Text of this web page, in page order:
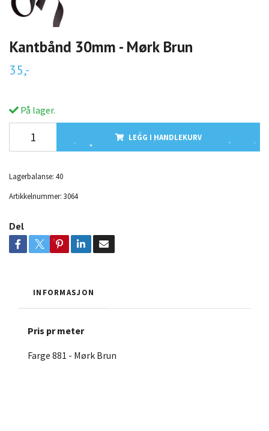
Kantbånd 30mm - Mørk Brun
35,-
På lager.
LEGG I HANDLEKURV
Lagerbalanse: 40
Artikkelnummer: 3064
Del
INFORMASJON
Pris pr meter
Farge 881 - Mørk Brun